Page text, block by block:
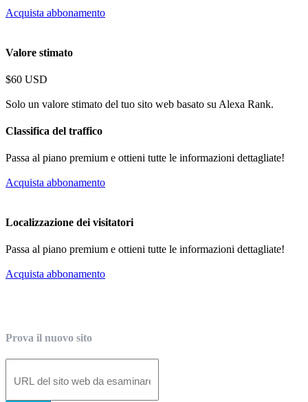
Acquista abbonamento
Valore stimato
$60 USD
Solo un valore stimato del tuo sito web basato su Alexa Rank.
Classifica del traffico
Passa al piano premium e ottieni tutte le informazioni dettagliate!
Acquista abbonamento
Localizzazione dei visitatori
Passa al piano premium e ottieni tutte le informazioni dettagliate!
Acquista abbonamento
Prova il nuovo sito